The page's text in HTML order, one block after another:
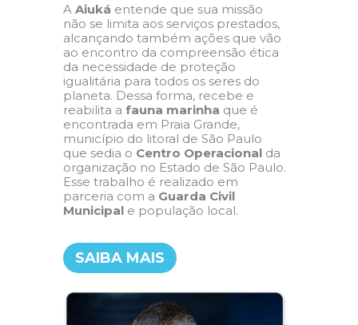
A Aiuká entende que sua missão
não se limita aos serviços prestados,
alcançando também ações que vão
ao encontro da compreensão ética
da necessidade de proteção
igualitária para todos os seres do
planeta. Dessa forma, recebe e
reabilita a fauna marinha que é
encontrada em Praia Grande,
município do litoral de São Paulo
que sedia o Centro Operacional da
organização no Estado de São Paulo.
Esse trabalho é realizado em
parceria com a Guarda Civil
Municipal e população local.
SAIBA MAIS